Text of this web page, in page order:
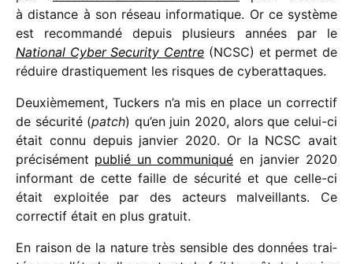
à distance à son réseau infor­ma­tique. Or ce système
est recom­mandé depuis plusieurs années par le
National Cyber Security Centre (NCSC) et permet de
réduire dras­ti­que­ment les risques de cyberattaques.
Deuxièmement, Tuckers n’a mis en place un correc­tif
de sécu­rité (patch) qu’en juin 2020, alors que celui-ci
était connu depuis janvier 2020. Or la NCSC avait
préci­sé­ment publié un commu­ni­qué en janvier 2020
infor­mant de cette faille de sécu­rité et que celle-ci
était exploi­tée par des acteurs malveillants. Ce
correc­tif était en plus gratuit.
En raison de la nature très sensible des données trai­